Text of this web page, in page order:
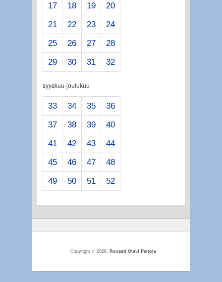
17 18 19
20
21
22 23
24
25
26 27
28
29
30 31 32
syyskuu-joulukuu
33 34 35
36
37
38 39
40
41
42 43
44
45
46 47
48
49
50 51 52
Copyright © 2026,Rovasti Olavi Peltola